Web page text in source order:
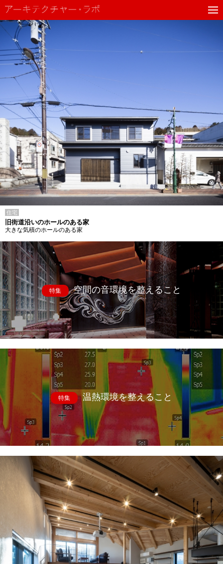
住宅
旧街道沿いのホールのある家
大きな気積のホールのある家
特集 空間の音環境を整えること
特集 温熱環境を整えること